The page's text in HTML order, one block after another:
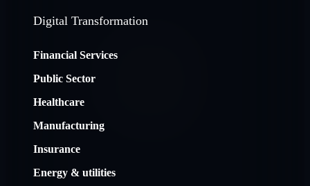
Digital Transformation
Financial Services
Public Sector
Healthcare
Manufacturing
Insurance
Energy & utilities